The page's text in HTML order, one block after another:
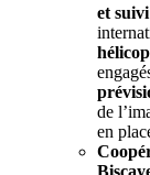
et
de
en